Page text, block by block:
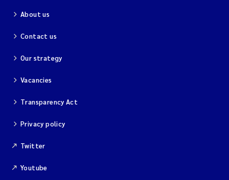
About us
Contact us
Our strategy
Vacancies
Transparency Act
Privacy policy
Twitter
Youtube